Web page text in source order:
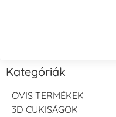
Kategóriák
OVIS TERMÉKEK
3D CUKISÁGOK